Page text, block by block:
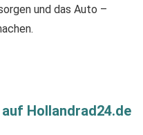
und das Auto –
Hollandrad24.de